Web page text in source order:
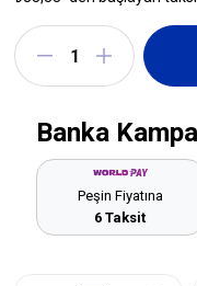
Banka
Peşin Fiyatına
6 Taksit